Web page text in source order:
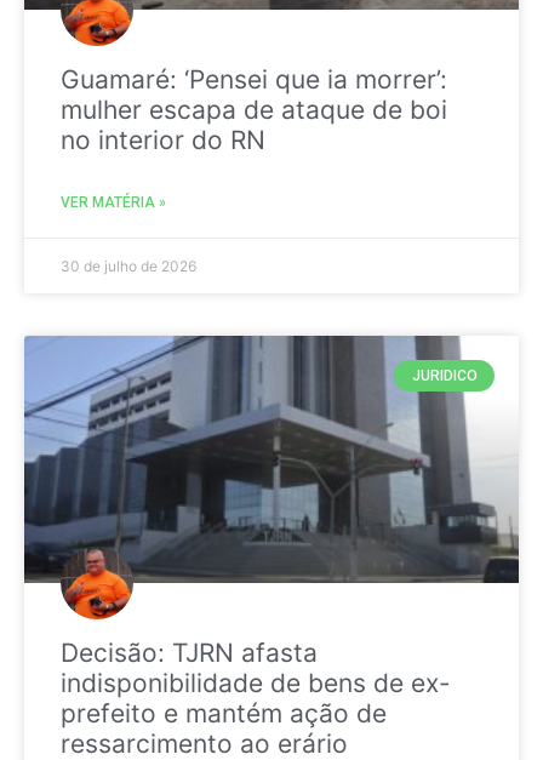
Guamaré: ‘Pensei que ia morrer’:
mulher escapa de ataque de boi
no interior do RN
VER MATÉRIA »
30 de julho de 2026
JURIDICO
Decisão: TJRN afasta
indisponibilidade de bens de ex-
prefeito e mantém ação de
ressarcimento ao erário